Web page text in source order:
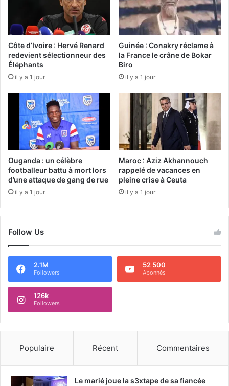
Côte d’Ivoire : Hervé Renard
redevient sélectionneur des
Éléphants
il y a 1 jour
Guinée : Conakry réclame à
la France le crâne de Bokar
Biro
il y a 1 jour
Ouganda : un célèbre
footballeur battu à mort lors
d’une attaque de gang de rue
il y a 1 jour
Maroc : Aziz Akhannouch
rappelé de vacances en
pleine crise à Ceuta
il y a 1 jour
Follow Us
2.1M
Followers
52 500
Abonnés
126k
Followers
Populaire Récent Commentaires
Le marié joue la s3xtape de sa fiancée